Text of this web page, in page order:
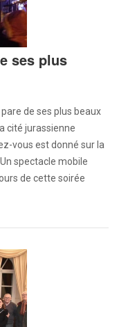
ses plus
de ses plus beaux
cité jurassienne
vous est donné sur la
spectacle mobile
de cette soirée